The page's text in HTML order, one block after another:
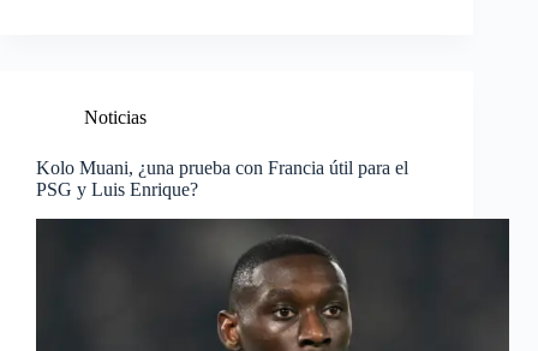
Noticias
Kolo Muani, ¿una prueba con Francia útil para el
PSG y Luis Enrique?